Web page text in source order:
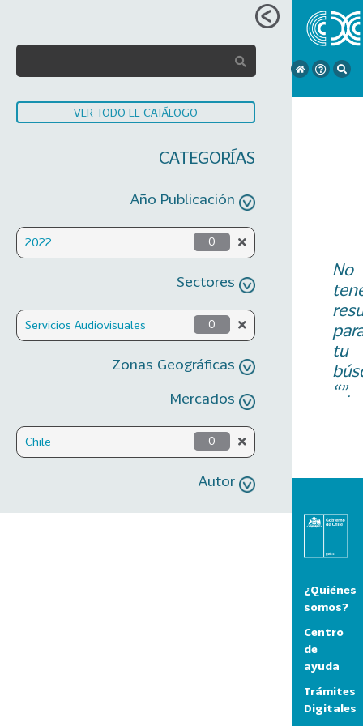
VER TODO EL CATÁLOGO
CATEGORÍAS
Año Publicación
2022 0
Sectores
Servicios Audiovisuales 0
Zonas Geográficas
Mercados
Chile 0
Autor
No
tu
“”.
¿Quiénes
somos?
Centro
de
ayuda
Trámites
Digitales